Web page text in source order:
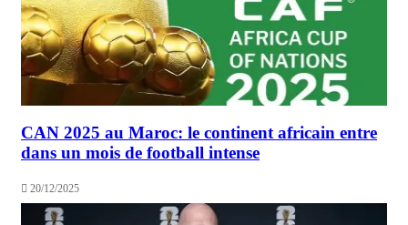
CAN 2025 au Maroc: le continent africain entre
dans un mois de football intense
20/12/2025